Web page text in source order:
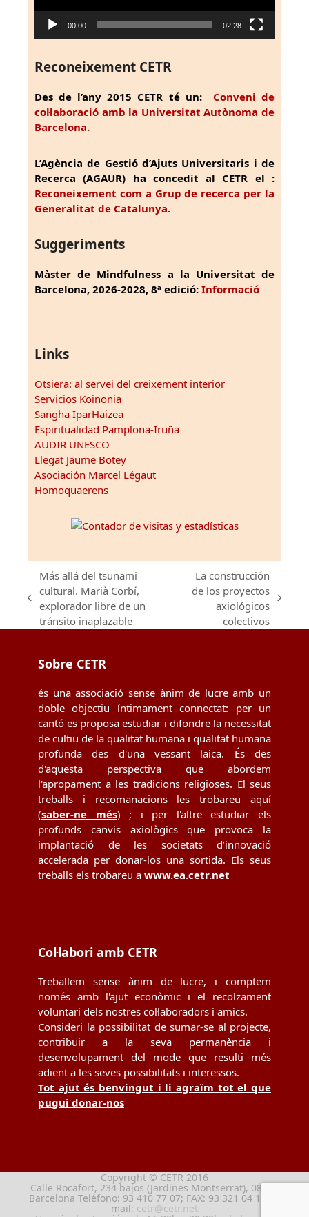
00:00 02:28
Reconeixement CETR
Des de l’any 2015 CETR té un: Conveni de
col·laboració amb la Universitat Autònoma de
Barcelona.
L’Agència de Gestió d’Ajuts Universitaris i de
Recerca (AGAUR) ha concedit al CETR el :
Reconeixement com a Grup de recerca per la
Generalitat de Catalunya.
Suggeriments
Màster de Mindfulness a la Universitat de
Barcelona, 2026-2028, 8ª edició: Informació
Links
Otsiera: al servei del creixement interior
Servicios Koinonia
Sangha IparHaizea
Espiritualidad Pamplona-Iruña
AUDIR UNESCO
Llegat Jaume Botey
Asociación Marcel Légaut
Homoquaerens
previous
post:
Más allá del tsunami
cultural. Marià Corbí,
explorador libre de un
tránsito inaplazable
La construcción
de los proyectos
axiológicos
colectivos
Sobre CETR
és una associació sense ànim de lucre amb un
doble objectiu íntimament connectat: per un
cantó es proposa estudiar i difondre la necessitat
de cultiu de la qualitat humana i qualitat humana
profunda des d'una vessant laica. És des
d'aquesta perspectiva que abordem
l'apropament a les tradicions religioses. El seus
treballs i recomanacions les trobareu aquí
(saber-ne més) ; i per l'altre estudiar els
profunds canvis axiològics que provoca la
implantació de les societats d’innovació
accelerada per donar-los una sortida. Els seus
treballs els trobareu a www.ea.cetr.net
Col·labori amb CETR
Treballem sense ànim de lucre, i comptem
només amb l'ajut econòmic i el recolzament
voluntari dels nostres col·laboradors i amics.
Consideri la possibilitat de sumar-se al projecte,
contribuir a la seva permanència i
desenvolupament del mode que resulti més
adient a les seves possibilitats i interessos.
Tot ajut és benvingut i li agraïm tot el que
pugui donar-nos
Copyright © CETR 2016
Calle Rocafort, 234 bajos (Jardines Montserrat), 08029
Barcelona Teléfono: 93 410 77 07; FAX: 93 321 04 13; e-
mail: cetr@cetr.net